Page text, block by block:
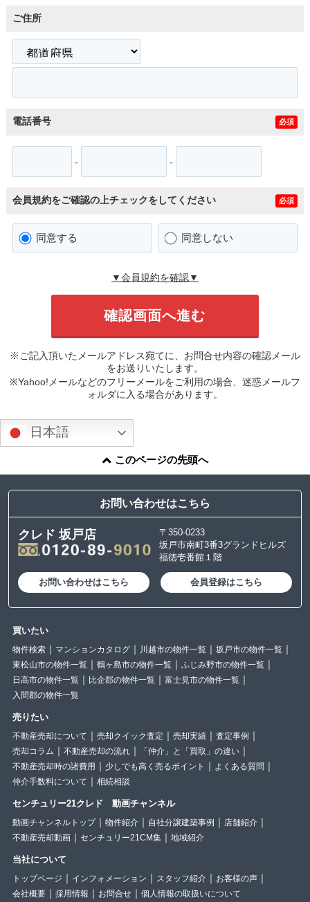
ご住所
電話番号 必須
- -
会員規約をご確認の上チェックをしてください 必須
同意する 同意しない
▼会員規約を確認▼
※ご記入頂いたメールアドレス宛てに、お問合せ内容の確認メール
をお送りいたします。
※Yahoo!メールなどのフリーメールをご利用の場合、迷惑メールフ
ォルダに入る場合があります。
日本語
このページの先頭へ
お問い合わせはこちら
クレド 坂戸店
〒350-0233
坂戸市南町3番3グランドヒルズ
福徳壱番館１階
お問い合わせはこちら 会員登録はこちら
買いたい
物件検索 マンションカタログ 川越市の物件一覧
坂戸市の物件一覧
東松山市の物件一覧
鶴ヶ島市の物件一覧
ふじみ野市の物件一覧
日高市の物件一覧
比企郡の物件一覧
富士見市の物件一覧
入間郡の物件一覧
売りたい
不動産売却について 売却クイック査定 売却実績
査定事例
売却コラム
不動産売却の流れ
「仲介」と「買取」の違い
不動産売却時の諸費用
少しでも高く売るポイント
よくある質問
仲介手数料について
相続相談
センチュリー21クレド 動画チャンネル
動画チャンネルトップ 物件紹介 自社分譲建築事例
店舗紹介
不動産売却動画
センチュリー21CM集 地域紹介
当社について
トップページ インフォメーション スタッフ紹介
お客様の声
会社概要
採用情報 お問合せ 個人情報の取扱いについて